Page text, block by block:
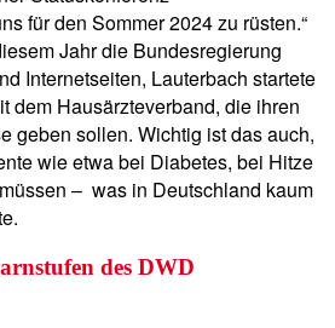
für den Sommer 2024 zu rüsten.“
Jahr die Bundesregierung
Internetseiten, Lauterbach startete
dem Hausärzteverband, die ihren
geben sollen. Wichtig ist das auch,
wie etwa bei Diabetes, bei Hitze
– was in Deutschland kaum
des DWD